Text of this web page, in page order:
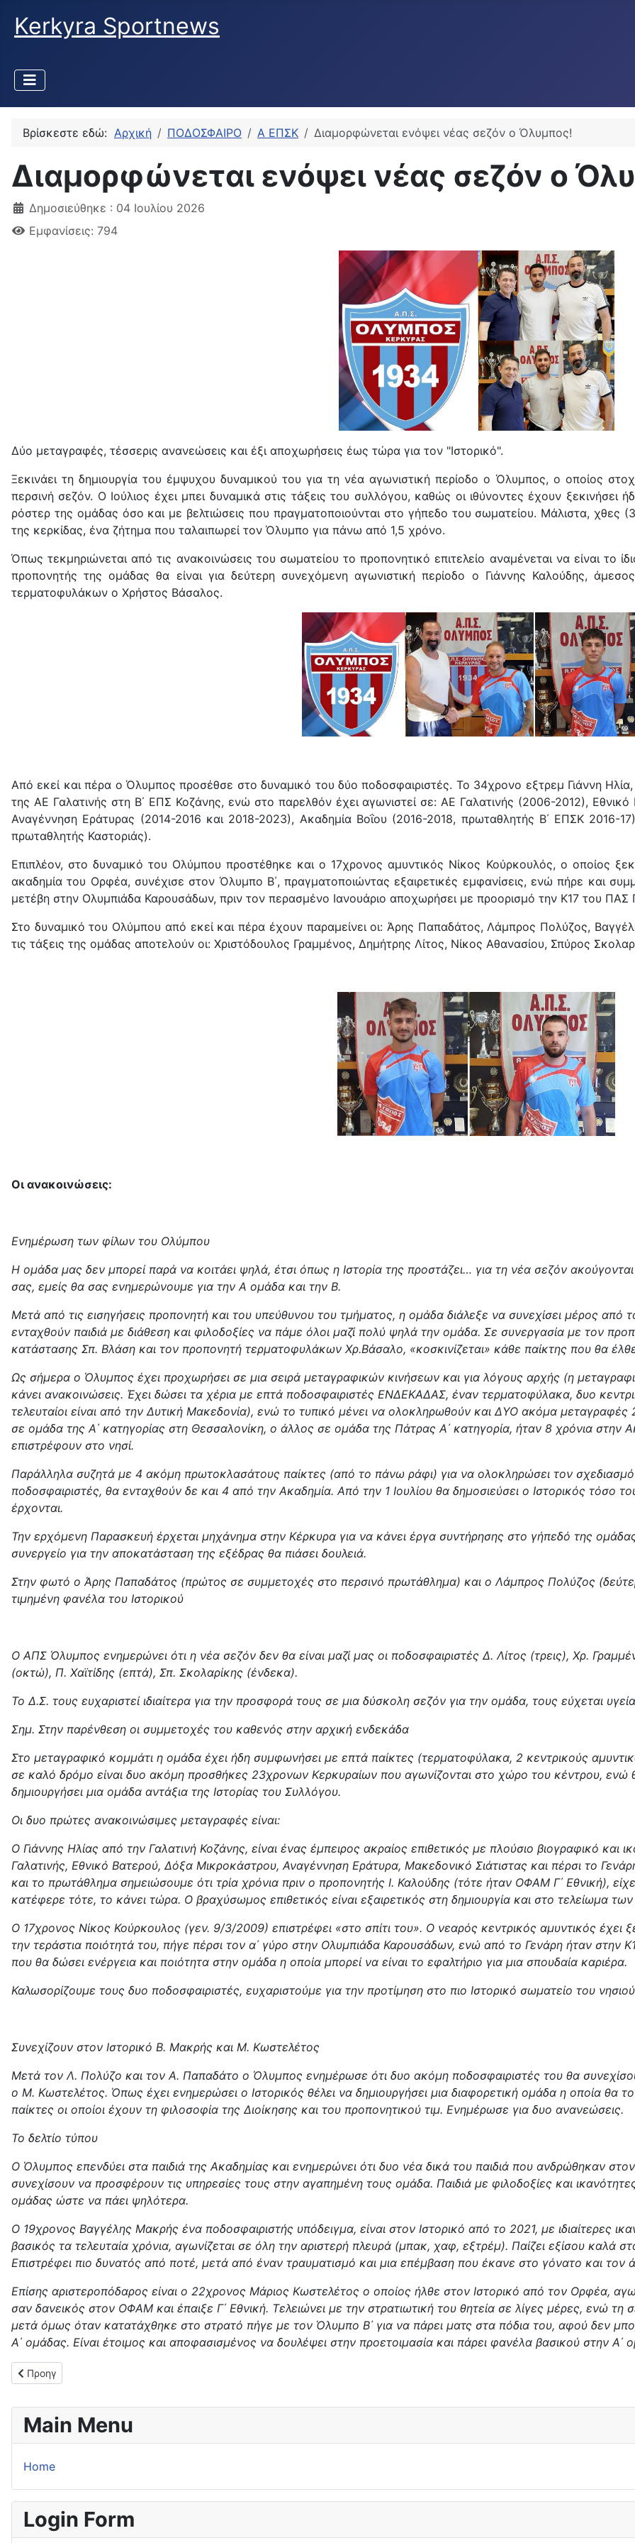
Kerkyra Sportnews
Βρίσκεστε εδώ: Αρχική ΠΟΔΟΣΦΑΙΡΟ Α ΕΠΣΚ Διαμορφώνεται ενόψει νέας σεζόν ο Όλυμπος!
Διαμορφώνεται ενόψει νέας σεζόν ο
Δημοσιεύθηκε : 04 Ιουλίου 2026
Εμφανίσεις: 794
Δύο μεταγραφές, τέσσερις ανανεώσεις και έξι αποχωρήσεις έως τώρα για τον "Ιστορικό".
Ξεκινάει τη δημιουργία του έμψυχου δυναμικού του για τη νέα αγωνιστική περίοδο ο Όλυμπος, ο οποίος
περσινή σεζόν. Ο Ιούλιος έχει μπει δυναμικά στις τάξεις του συλλόγου, καθώς οι ιθύνοντες έχουν
ρόστερ της ομάδας όσο και με βελτιώσεις που πραγματοποιούνται στο γήπεδο του σωματείου. Mάλιστα,
της κερκίδας, ένα ζήτημα που ταλαιπωρεί τον Όλυμπο για πάνω από 1,5 χρόνο.
Όπως τεκμηριώνεται από τις ανακοινώσεις του σωματείου το προπονητικό επιτελείο αναμένεται να είναι το
προπονητής της ομάδας θα είναι για δεύτερη συνεχόμενη αγωνιστική περίοδο ο Γιάννης Καλούδης,
τερματοφυλάκων ο Χρήστος Βάσαλος.
Από εκεί και πέρα ο Όλυμπος προσέθσε στο δυναμικό του δύο ποδοσφαιριστές. Το 34χρονο εξτρεμ Γιάννη
της ΑΕ Γαλατινής στη Β΄ ΕΠΣ Κοζάνης, ενώ στο παρελθόν έχει αγωνιστεί σε: ΑΕ Γαλατινής (2006-2012),
Αναγέννηση Εράτυρας (2014-2016 και 2018-2023), Ακαδημία Βοΐου (2016-2018, πρωταθλητής Β΄ ΕΠΣΚ 2016-
πρωταθλητής Καστοριάς).
Επιπλέον, στο δυναμικό του Ολύμπου προστέθηκε και ο 17χρονος αμυντικός Νίκος Κούρκουλός, ο οποίος
ακαδημία του Ορφέα, συνέχισε στον Όλυμπο Β΄, πραγματοποιώντας εξαιρετικές εμφανίσεις, ενώ πήρε και
μετέβη στην Ολυμπιάδα Καρουσάδων, πριν τον περασμένο Ιανουάριο αποχωρήσει με προορισμό την Κ17 του ΠΑΣ
Στο δυναμικό του Ολύμπου από εκεί και πέρα έχουν παραμείνει οι: Άρης Παπαδάτος, Λάμπρος Πολύζος,
τις τάξεις της ομάδας αποτελούν οι: Χριστόδουλος Γραμμένος, Δημήτρης Λίτος, Νίκος Αθανασίου, Σπύρος
Οι ανακοινώσεις:
Ενημέρωση των φίλων του Ολύμπου
Η ομάδα μας δεν μπορεί παρά να κοιτάει ψηλά, έτσι όπως η Ιστορία της προστάζει… για τη νέα σεζόν
σας, εμείς θα σας ενημερώνουμε για την Α ομάδα και την Β.
Μετά από τις εισηγήσεις προπονητή και του υπεύθυνου του τμήματος, η ομάδα διάλεξε να συνεχίσει μέρος από
ενταχθούν παιδιά με διάθεση και φιλοδοξίες να πάμε όλοι μαζί πολύ ψηλά την ομάδα. Σε συνεργασία με τον
κατάστασης Σπ. Βλάση και τον προπονητή τερματοφυλάκων Χρ.Βάσαλο, «κοσκινίζεται» κάθε παίκτης που θα
Ως σήμερα ο Όλυμπος έχει προχωρήσει σε μια σειρά μεταγραφικών κινήσεων και για λόγους αρχής (η
κάνει ανακοινώσεις. Έχει δώσει τα χέρια με επτά ποδοσφαιριστές ΕΝΔΕΚΑΔΑΣ, έναν τερματοφύλακα, δυο
τελευταίοι είναι από την Δυτική Μακεδονία), ενώ το τυπικό μένει να ολοκληρωθούν και ΔΥΟ ακόμα
σε ομάδα της Α΄ κατηγορίας στη Θεσσαλονίκη, ο άλλος σε ομάδα της Πάτρας Α΄ κατηγορία, ήταν 8 χρόνια στην
επιστρέφουν στο νησί.
Παράλληλα συζητά με 4 ακόμη πρωτοκλασάτους παίκτες (από το πάνω ράφι) για να ολοκληρώσει τον
ποδοσφαιριστές, θα ενταχθούν δε και 4 από την Ακαδημία. Από την 1 Ιουλίου θα δημοσιεύσει ο Ιστορικός τόσο
έρχονται.
Την ερχόμενη Παρασκευή έρχεται μηχάνημα στην Κέρκυρα για να κάνει έργα συντήρησης στο γήπεδό της
συνεργείο για την αποκατάσταση της εξέδρας θα πιάσει δουλειά.
Στην φωτό ο Άρης Παπαδάτος (πρώτος σε συμμετοχές στο περσινό πρωτάθλημα) και ο Λάμπρος Πολύζος
τιμημένη φανέλα του Ιστορικού
Ο ΑΠΣ Όλυμπος ενημερώνει ότι η νέα σεζόν δεν θα είναι μαζί μας οι ποδοσφαιριστές Δ. Λίτος (τρεις), Χρ.
(οκτώ), Π. Χαϊτίδης (επτά), Σπ. Σκολαρίκης (ένδεκα).
Το Δ.Σ. τους ευχαριστεί ιδιαίτερα για την προσφορά τους σε μια δύσκολη σεζόν για την ομάδα, τους εύχεται
Σημ. Στην παρένθεση οι συμμετοχές του καθενός στην αρχική ενδεκάδα
Στο μεταγραφικό κομμάτι η ομάδα έχει ήδη συμφωνήσει με επτά παίκτες (τερματοφύλακα, 2 κεντρικούς
σε καλό δρόμο είναι δυο ακόμη προσθήκες 23χρονων Κερκυραίων που αγωνίζονται στο χώρο του κέντρου,
δημιουργήσει μια ομάδα αντάξια της Ιστορίας του Συλλόγου.
Οι δυο πρώτες ανακοινώσιμες μεταγραφές είναι:
Ο Γιάννης Ηλίας από την Γαλατινή Κοζάνης, είναι ένας έμπειρος ακραίος επιθετικός με πλούσιο βιογραφικό και
Γαλατινής, Εθνικό Βατερού, Δόξα Μικροκάστρου, Αναγέννηση Εράτυρα, Μακεδονικό Σιάτιστας και πέρσι το
και το πρωτάθλημα σημειώσουμε ότι τρία χρόνια πριν ο προπονητής Ι. Καλούδης (τότε ήταν ΟΦΑΜ Γ΄ Εθνική),
κατέφερε τότε, το κάνει τώρα. Ο βραχύσωμος επιθετικός είναι εξαιρετικός στη δημιουργία και στο τελείωμα
Ο 17χρονος Νίκος Κούρκουλος (γεν. 9/3/2009) επιστρέφει «στο σπίτι του». Ο νεαρός κεντρικός αμυντικός έχει
την τεράστια ποιότητά του, πήγε πέρσι τον α΄ γύρο στην Ολυμπιάδα Καρουσάδων, ενώ από το Γενάρη ήταν στην
που θα δώσει ενέργεια και ποιότητα στην ομάδα η οποία μπορεί να είναι το εφαλτήριο για μια σπουδαία καριέρα.
Καλωσορίζουμε τους δυο ποδοσφαιριστές, ευχαριστούμε για την προτίμηση στο πιο Ιστορικό σωματείο του
Συνεχίζουν στον Ιστορικό Β. Μακρής και Μ. Κωστελέτος
Μετά τον Λ. Πολύζο και τον Α. Παπαδάτο ο Όλυμπος ενημέρωσε ότι δυο ακόμη ποδοσφαιριστές του θα
ο Μ. Κωστελέτος. Όπως έχει ενημερώσει ο Ιστορικός θέλει να δημιουργήσει μια διαφορετική ομάδα η οποία θα
παίκτες οι οποίοι έχουν τη φιλοσοφία της Διοίκησης και του προπονητικού τιμ. Ενημέρωσε για δυο ανανεώσεις.
Το δελτίο τύπου
Ο Όλυμπος επενδύει στα παιδιά της Ακαδημίας και ενημερώνει ότι δυο νέα δικά του παιδιά που ανδρώθηκαν
συνεχίσουν να προσφέρουν τις υπηρεσίες τους στην αγαπημένη τους ομάδα. Παιδιά με φιλοδοξίες και
ομάδας ώστε να πάει ψηλότερα.
Ο 19χρονος Βαγγέλης Μακρής ένα ποδοσφαιριστής υπόδειγμα, είναι στον Ιστορικό από το 2021, με ιδιαίτερες
βασικός τα τελευταία χρόνια, αγωνίζεται σε όλη την αριστερή πλευρά (μπακ, χαφ, εξτρέμ). Παίζει εξίσου καλά
Επιστρέφει πιο δυνατός από ποτέ, μετά από έναν τραυματισμό και μια επέμβαση που έκανε στο γόνατο και
Επίσης αριστεροπόδαρος είναι ο 22χρονος Μάριος Κωστελέτος ο οποίος ήλθε στον Ιστορικό από τον Ορφέα,
σαν δανεικός στον ΟΦΑΜ και έπαιξε Γ΄ Εθνική. Τελειώνει με την στρατιωτική του θητεία σε λίγες μέρες, ενώ
μετά όμως όταν κατατάχθηκε στο στρατό πήγε με τον Όλυμπο Β΄ για να πάρει ματς στα πόδια του, αφού δεν
Α΄ ομάδας. Είναι έτοιμος και αποφασισμένος να δουλέψει στην προετοιμασία και πάρει φανέλα βασικού στην Α΄
Προηγούμενο άρθρο: Ευχαριστήρια ανακοίνωση της Άννας Βασιλειάδη προς τον Αχιλλέα Νυμφών!
Προηγ
Main Menu
Home
Login Form